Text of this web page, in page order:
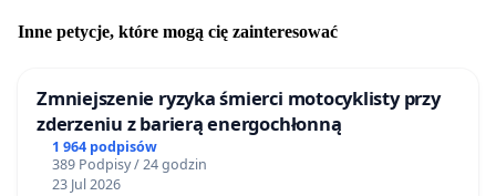
Inne petycje, które mogą cię zainteresować
Zmniejszenie ryzyka śmierci motocyklisty przy
zderzeniu z barierą energochłonną
1 964 podpisów
389 Podpisy / 24 godzin
23 Jul 2026